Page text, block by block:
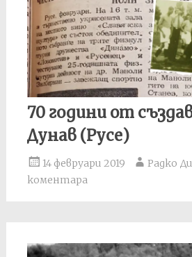
70 години от
Дунав (Русе)
14 февруари 2019 Радко
коментара